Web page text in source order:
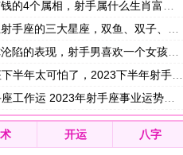
的4个属相，射手属什么生肖富贵命
座的三大星座，双鱼、双子、巨蟹座
的表现，射手男喜欢一个女孩子的表现
年太可怕了，2023下半年射手座运势怎么样
工作运 2023年射手座事业运势详解
开运 八字